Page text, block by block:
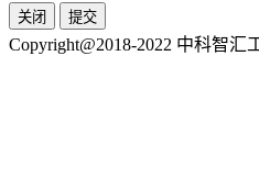
关闭 提交
Copyright@2018-2022 中科智汇